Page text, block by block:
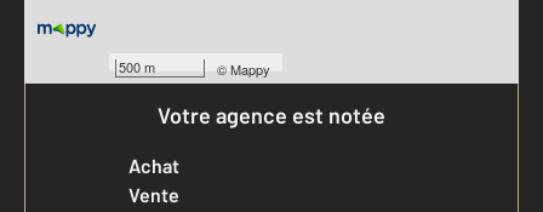
500 m ©Mappy
Votre agence est notée
Achat
Vente